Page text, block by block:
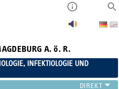
A. ö. R.
INFEKTIOLOGIE UND